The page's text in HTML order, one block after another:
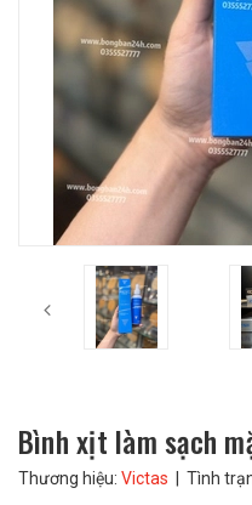
Bình xịt làm sạch
Thương hiệu: Victas | Tình